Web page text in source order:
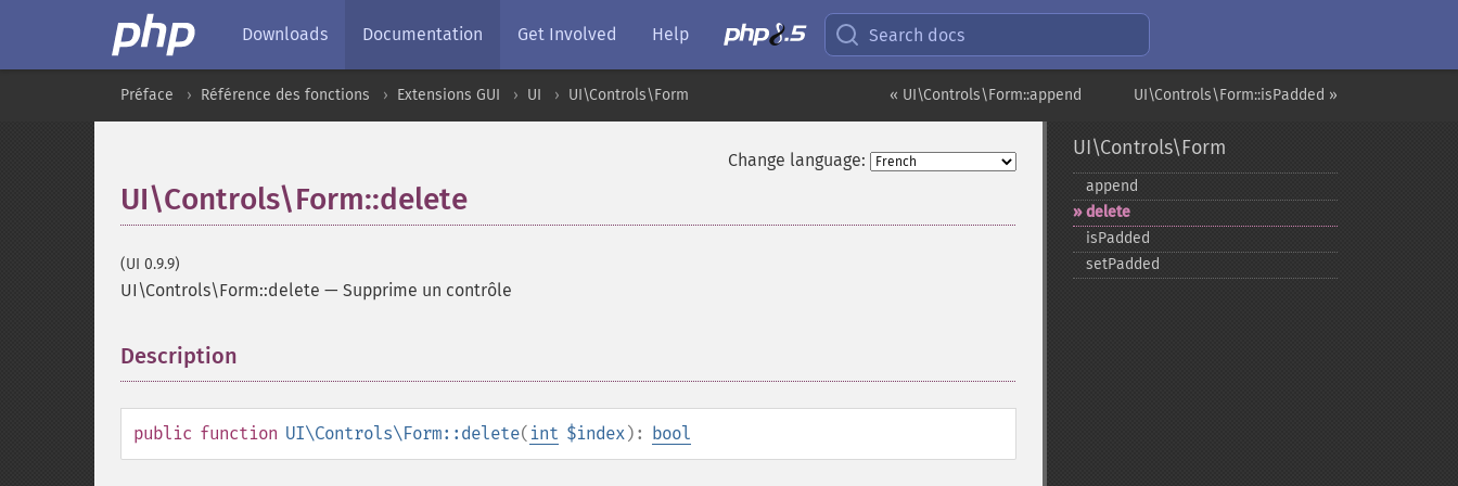
Downloads Documentation Get Involved Help Search docs
UI\Controls\Form::isPadded »
« UI\Controls\Form::append
Préface Référence des fonctions Extensions GUI UI UI\Controls\Form
Change language:
UI\Controls\Form::delete
(UI 0.9.9)
UI\Controls\Form::delete — Supprime un contrôle
Description
public function UI\Controls\Form::delete( int $index): bool
UI\Controls\Form
append
delete
isPadded
setPadded